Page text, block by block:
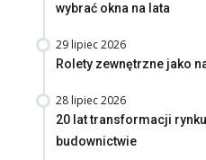
wybrać okna na lata
29 lipiec 2026
Rolety zewnętrzne jako
28 lipiec 2026
20 lat transformacji
budownictwie